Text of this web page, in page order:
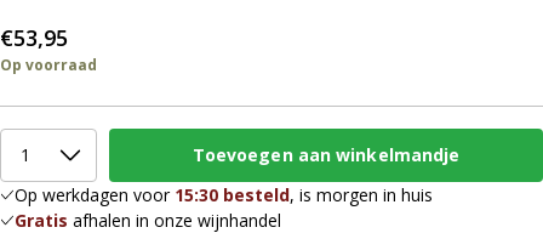
€53,95
Op voorraad
Op werkdagen voor 15:30 besteld, is morgen in huis
Gratis afhalen in onze wijnhandel